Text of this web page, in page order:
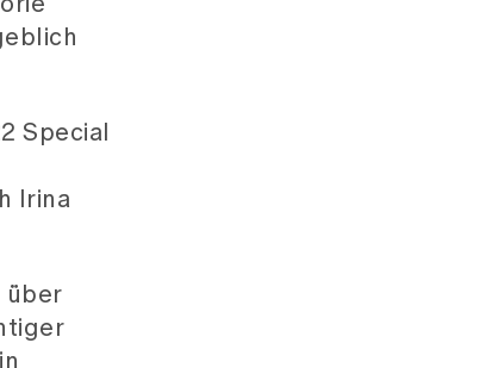
Special
Irina
über